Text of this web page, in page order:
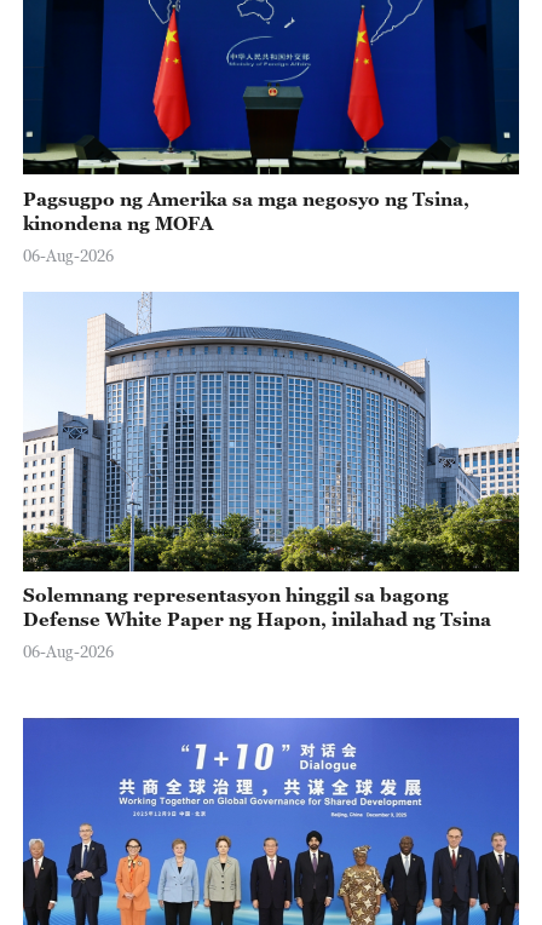
Pagsugpo ng Amerika sa mga negosyo ng Tsina,
kinondena ng MOFA
06-Aug-2026
Solemnang representasyon hinggil sa bagong
Defense White Paper ng Hapon, inilahad ng Tsina
06-Aug-2026